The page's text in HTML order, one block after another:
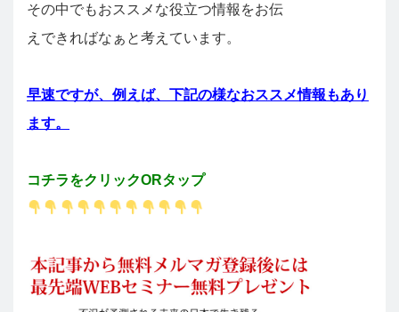
その中でもおススメな役立つ情報をお伝
えできればなぁと考えています。
早速ですが、例えば、下記の様なおススメ情報もあり
ます。
コチラをクリックORタップ